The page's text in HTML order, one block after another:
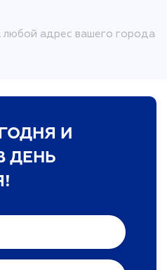
любой адрес вашего города
И
ДЕНЬ